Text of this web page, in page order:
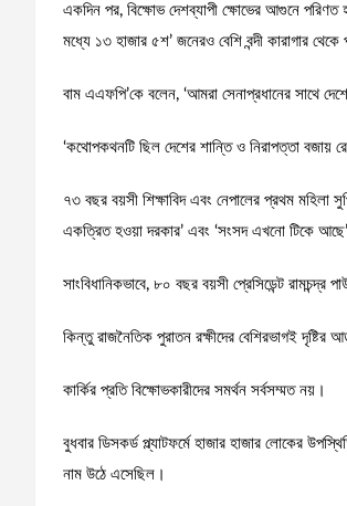
একদিন পর, বিক্ষোভ দেশব্যাপী ক্ষোভের আগুনে
মধ্যে ১৩ হাজার ৫শ’ জনেরও বেশি বন্দী কারাগার থেকে
বাম এএফপি’কে বলেন, ‘আমরা সেনাপ্রধানের সাথে
‘কথোপকথনটি ছিল দেশের শান্তি ও নিরাপত্তা বজায়
৭৩ বছর বয়সী শিক্ষাবিদ এবং নেপালের প্রথম মহিলা
একত্রিত হওয়া দরকার’ এবং ‘সংসদ এখনো টিকে
সাংবিধানিকভাবে, ৮০ বছর বয়সী প্রেসিডেন্ট
কিন্তু রাজনৈতিক পুরাতন রক্ষীদের বেশিরভাগই দৃষ্টির
কার্কির প্রতি বিক্ষোভকারীদের সমর্থন সর্বসম্মত নয়।
বুধবার ডিসকর্ড প্ল্যাটফর্মে হাজার হাজার লোকের
নাম উঠে এসেছিল।